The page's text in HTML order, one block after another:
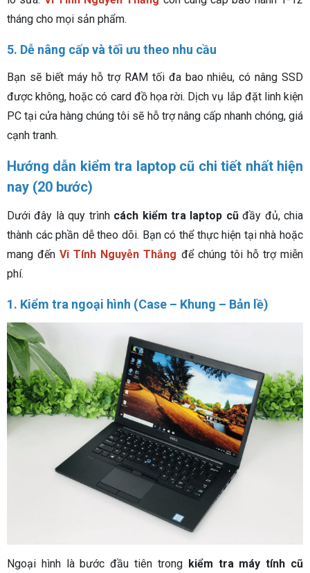
tháng cho mọi sản phẩm.
5. Dễ nâng cấp và tối ưu theo nhu cầu
Bạn sẽ biết máy hỗ trợ RAM tối đa bao nhiêu, có nâng SSD
được không, hoặc có card đồ họa rời. Dịch vụ lắp đặt linh kiện
PC tại cửa hàng chúng tôi sẽ hỗ trợ nâng cấp nhanh chóng, giá
cạnh tranh.
Hướng dẫn kiểm tra laptop cũ chi tiết nhất hiện
nay (20 bước)
Dưới đây là quy trình cách kiểm tra laptop cũđầy đủ, chia
thành các phần dễ theo dõi. Bạn có thể thực hiện tại nhà hoặc
mang đếnVi Tính Nguyễn Thắng để chúng tôi hỗ trợ miễn
phí.
1. Kiểm tra ngoại hình (Case – Khung – Bản lề)
Ngoại hình là bước đầu tiên trong kiểm tra máy tính cũ